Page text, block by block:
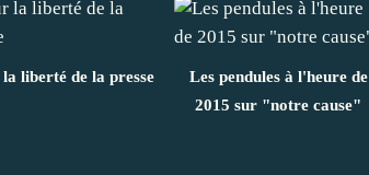
liberté de la presse
Les pendules à l'heure de
2015 sur "notre cause"